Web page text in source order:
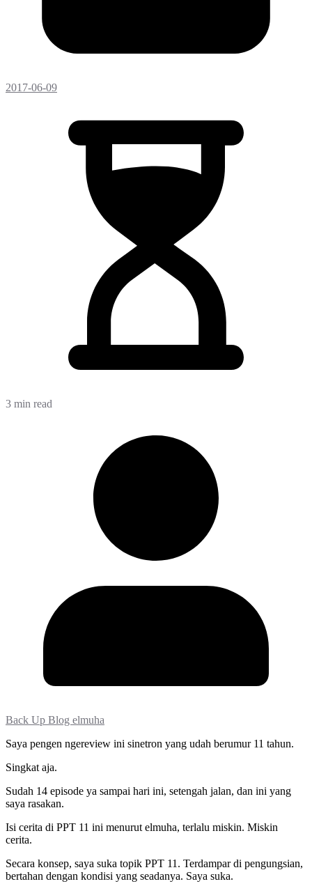
2017-06-09
3 min read
Back Up Blog elmuha
Saya pengen ngereview ini sinetron yang udah berumur 11 tahun.
Singkat aja.
Sudah 14 episode ya sampai hari ini, setengah jalan, dan ini yang
saya rasakan.
Isi cerita di PPT 11 ini menurut elmuha, terlalu miskin. Miskin
cerita.
Secara konsep, saya suka topik PPT 11. Terdampar di pengungsian,
bertahan dengan kondisi yang seadanya. Saya suka.